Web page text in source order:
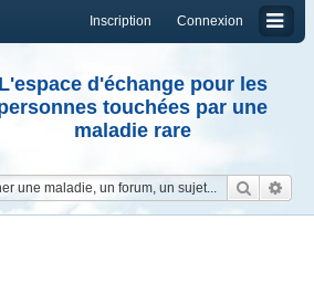
Connexion
Inscription
L'espace d'échange pour les
touchées par une
maladie rare